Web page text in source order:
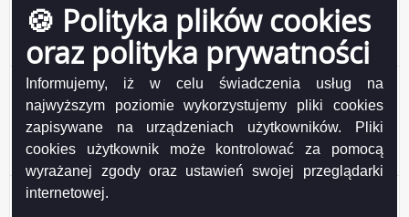
🍪 Polityka plików cookies
oraz polityka prywatności
Informujemy, iż w celu świadczenia usług na
najwyższym poziomie wykorzystujemy pliki cookies
zapisywane na urządzeniach użytkowników. Pliki
cookies użytkownik może kontrolować za pomocą
wyrażanej zgody oraz ustawień swojej przeglądarki
internetowej.
2025 r. w sprawie ustalenia formularza wniosku o
udzielenie bonifikaty w ramach programu "Działki
budowlane dla młodych w Suwałkach" .
Ogłoszenie z dnia 2026-06-17 Wykaz nieruchomości
stanowiącej własność Miasta Suwałk przeznaczonej
do sprzedaży w drodze przetargu ustnego
nieograniczonego (działki nr 35877, 35878, 35879,
35880, 35881/2, 35882/1)..
Ogłoszenie z dnia 2026-06-17 Wykaz nieruchomości